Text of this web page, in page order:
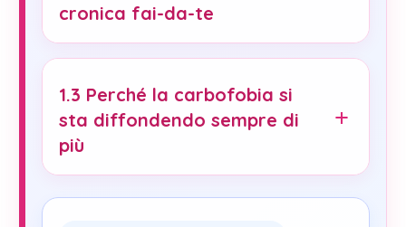
cronica fai-da-te
1.3 Perché la carbofobia si
sta diffondendo sempre di
più